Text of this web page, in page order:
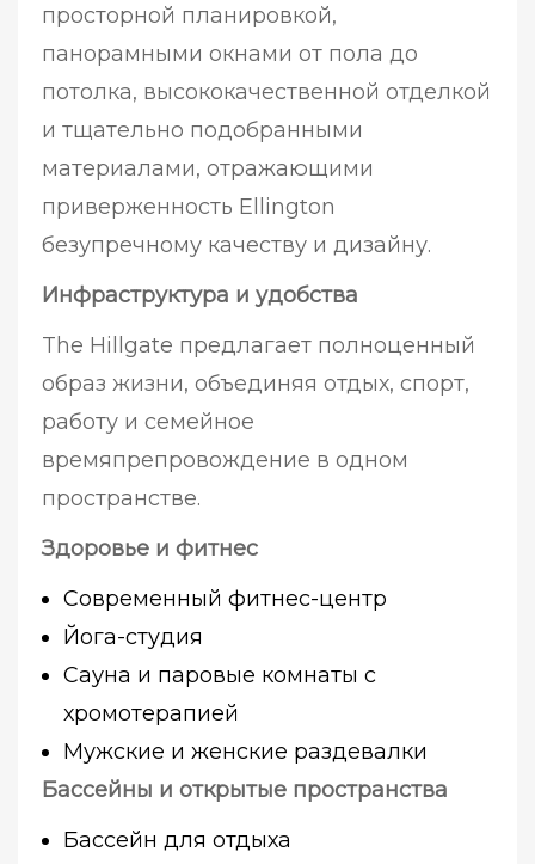
просторной планировкой,
панорамными окнами от пола до
потолка, высококачественной отделкой
и тщательно подобранными
материалами, отражающими
приверженность Ellington
безупречному качеству и дизайну.
Инфраструктура и удобства
The Hillgate предлагает полноценный
образ жизни, объединяя отдых, спорт,
работу и семейное
времяпрепровождение в одном
пространстве.
Здоровье и фитнес
Современный фитнес-центр
Йога-студия
Сауна и паровые комнаты с
хромотерапией
Мужские и женские раздевалки
Бассейны и открытые пространства
Бассейн для отдыха